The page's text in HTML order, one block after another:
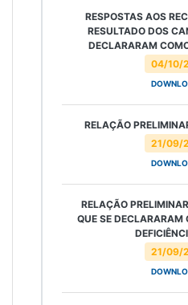
04/10/
RESPOSTAS AOS
RESULTADO DOS
DECLARARAM
21/09/
RELAÇÃO
21/09/
RELAÇÃO
QUE SE DECLARARAM